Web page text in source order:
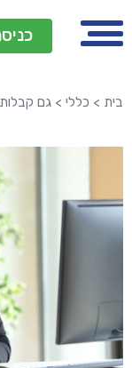
בית > כללי> גם קבלות